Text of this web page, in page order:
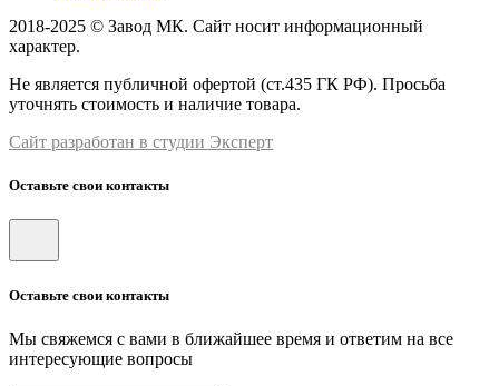
2018-2025 © Завод МК. Сайт носит информационный
характер.
Не является публичной офертой (ст.435 ГК РФ). Просьба
уточнять стоимость и наличие товара.
Сайт разработан в студии Эксперт
Оставьте свои контакты
Оставьте свои контакты
Мы свяжемся с вами в ближайшее время и ответим на все
интересующие вопросы